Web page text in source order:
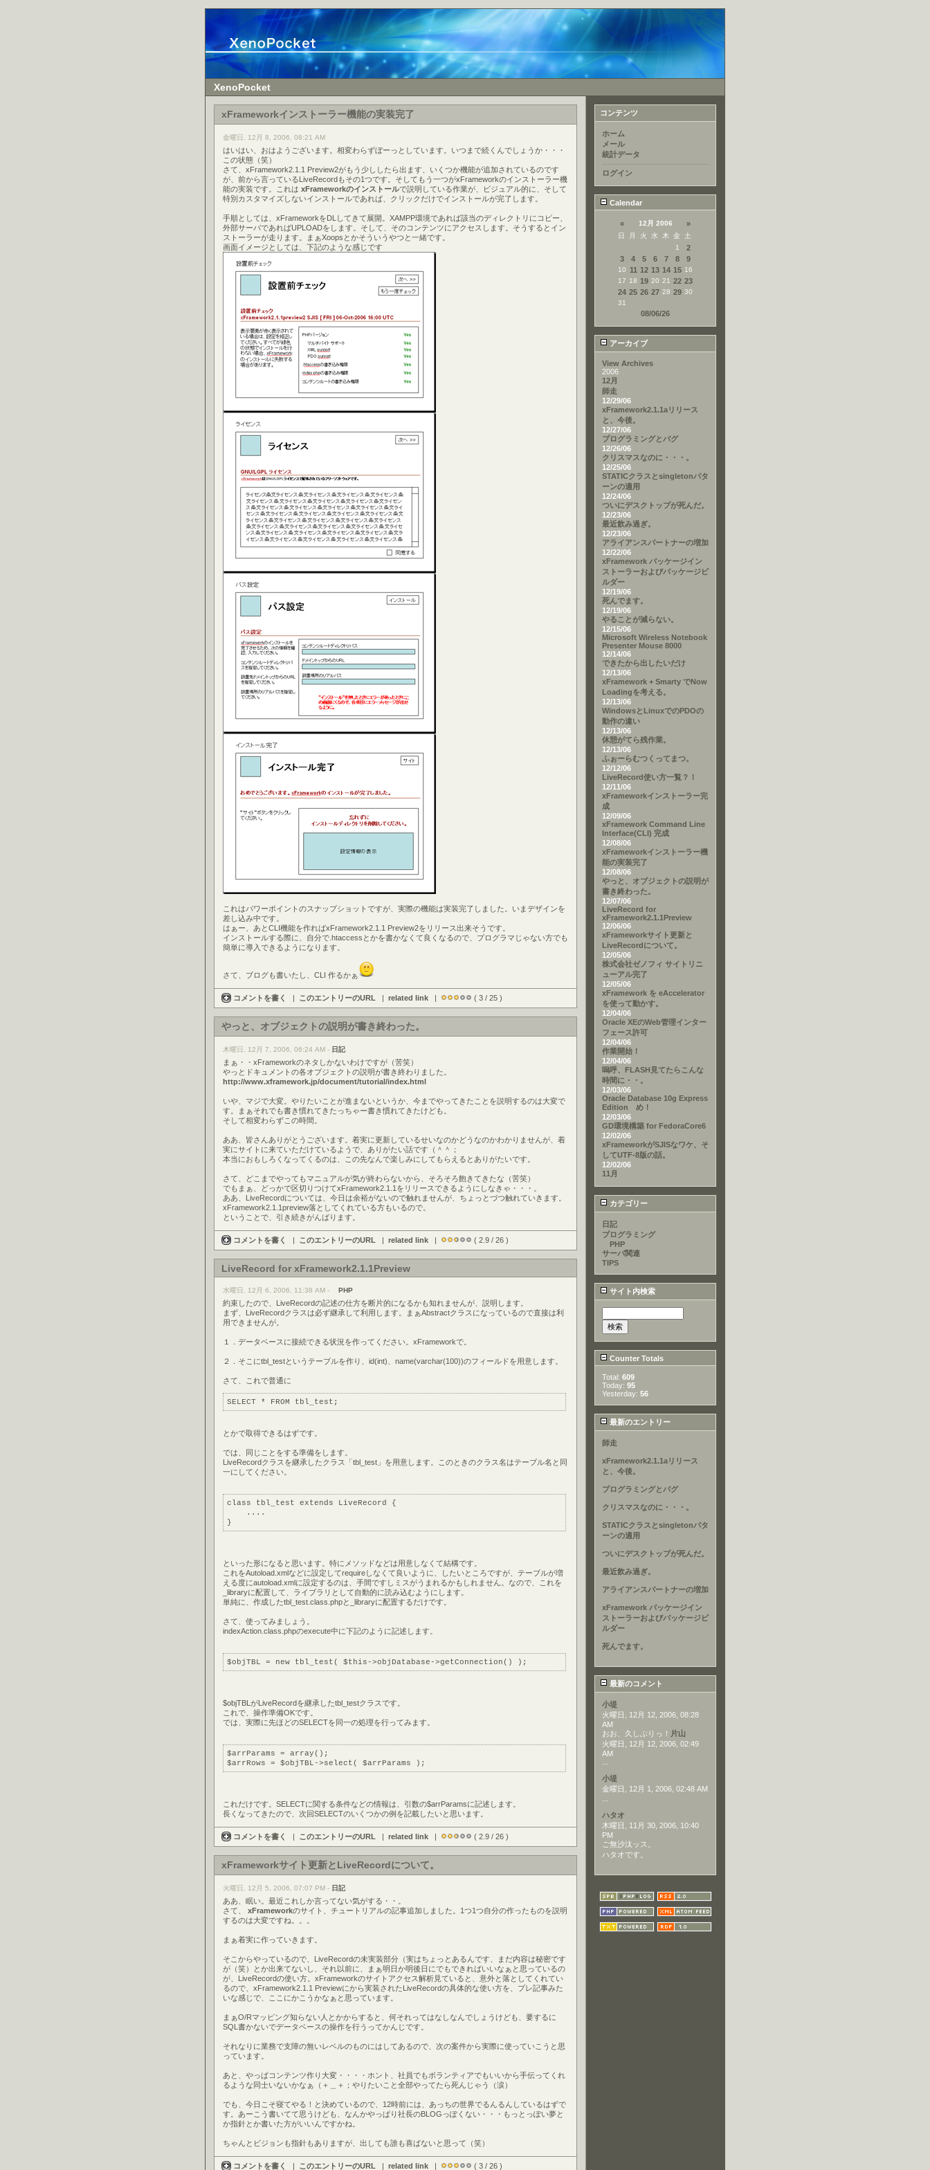
XenoPocket
xFrameworkインストーラー機能の実装完了
金曜日, 12月 8, 2006, 08:21 AM
はいはい、おはようございます。相変わらずぼーっとしています。いつまで続くんでしょうか・・・
この状態（笑）
さて、xFramework2.1.1 Preview2がもう少ししたら出ます、いくつか機能が追加されているのです
が、前から言っているLiveRecordもその1つです。そしてもう一つがxFrameworkのインストーラー機
能の実装です。これは xFrameworkのインストールで説明している作業が、ビジュアル的に、そして
特別カスタマイズしないインストールであれば、クリックだけでインストールが完了します。
手順としては、xFrameworkをDLしてきて展開。XAMPP環境であれば該当のディレクトリにコピー、
外部サーバであればUPLOADをします。そして、そのコンテンツにアクセスします。そうするとイン
ストーラーが走ります。まぁXoopsとかそういうやつと一緒です。
画面イメージとしては、下記のような感じです
これはパワーポイントのスナップショットですが、実際の機能は実装完了しました。いまデザインを
差し込み中です。
はぁー、あとCLI機能を作ればxFramework2.1.1 Preview2をリリース出来そうです。
インストールする際に、自分で.htaccessとかを書かなくて良くなるので、プログラマじゃない方でも
簡単に導入できるようになります。
さて、ブログも書いたし、CLI 作るかぁ
コメントを書く | このエントリーのURL | related link | ( 3 / 25 )
やっと、オブジェクトの説明が書き終わった。
木曜日, 12月 7, 2006, 06:24 AM - 日記
まぁ・・xFrameworkのネタしかないわけですが（苦笑）
やっとドキュメントの各オブジェクトの説明が書き終わりました。
http://www.xframework.jp/document/tutorial/index.html
いや、マジで大変。やりたいことが進まないというか、今までやってきたことを説明するのは大変で
す。まぁそれでも書き慣れてきたっちゃー書き慣れてきたけども。
そして相変わらずこの時間。
ああ、皆さんありがとうございます。着実に更新しているせいなのかどうなのかわかりませんが、着
実にサイトに来ていただけているようで、ありがたい話です（＾＾；
本当におもしろくなってくるのは、この先なんで楽しみにしてもらえるとありがたいです。
さて、どこまでやってもマニュアルが気が終わらないから、そろそろ飽きてきたな（苦笑）
でもまぁ、どっかで区切りつけてxFramework2.1.1をリリースできるようにしなきゃ・・・。
ああ、LiveRecordについては、今日は余裕がないので触れませんが、ちょっとづつ触れていきます。
xFramework2.1.1preview落としてくれている方もいるので。
ということで、引き続きがんばります。
コメントを書く | このエントリーのURL | related link | ( 2.9 / 26 )
LiveRecord for xFramework2.1.1Preview
水曜日, 12月 6, 2006, 11:38 AM - PHP
約束したので、LiveRecordの記述の仕方を断片的になるかも知れませんが、説明します。
まず、LiveRecordクラスは必ず継承して利用します。まぁAbstractクラスになっているので直接は利
用できませんが。
１．データベースに接続できる状況を作ってください。xFrameworkで。
２．そこにtbl_testというテーブルを作り、id(int)、name(varchar(100))のフィールドを用意します。
さて、これで普通に
SELECT * FROM tbl_test;
とかで取得できるはずです。
では、同じことをする準備をします。
LiveRecordクラスを継承したクラス「tbl_test」を用意します。このときのクラス名はテーブル名と同
一にしてください。
class tbl_test extends LiveRecord {
    ....
}
といった形になると思います。特にメソッドなどは用意しなくて結構です。
これをAutoload.xmlなどに設定してrequireしなくて良いように、したいところですが、テーブルが増
える度にautoload.xmlに設定するのは、手間ですしミスがうまれるかもしれません。なので、これを
_libraryに配置して、ライブラリとして自動的に読み込むようにします。
単純に、作成したtbl_test.class.phpと_libraryに配置するだけです。
さて、使ってみましょう。
indexAction.class.phpのexecute中に下記のように記述します。
$objTBL = new tbl_test( $this->objDatabase->getConnection() );
$objTBLがLiveRecordを継承したtbl_testクラスです。
これで、操作準備OKです。
では、実際に先ほどのSELECTを同一の処理を行ってみます。
$arrParams = array();
$arrRows = $objTBL->select( $arrParams );
これだけです。SELECTに関する条件などの情報は、引数の$arrParamsに記述します。
長くなってきたので、次回SELECTのいくつかの例を記載したいと思います。
コメントを書く | このエントリーのURL | related link | ( 2.9 / 26 )
xFrameworkサイト更新とLiveRecordについて。
火曜日, 12月 5, 2006, 07:07 PM - 日記
ああ、眠い。最近これしか言ってない気がする・・。
さて、 xFrameworkのサイト、チュートリアルの記事追加しました。1つ1つ自分の作ったものを説明
するのは大変ですね。。。
まぁ着実に作っていきます。
そこからやっているので、LiveRecordの未実装部分（実はちょっとあるんです、まだ内容は秘密です
が（笑）とか出来てないし、それ以前に、まぁ明日か明後日にでもできればいいなぁと思っているの
が、LiveRecordの使い方。xFrameworkのサイトアクセス解析見ていると、意外と落としてくれてい
るので、xFramework2.1.1 Previewにから実装されたLiveRecordの具体的な使い方を、プレ記事みた
いな感じで、ここにかこうかなぁと思っています。
まぁO/Rマッピング知らない人とかからすると、何それってはなしなんでしょうけども、要するに
SQL書かないでデータベースの操作を行うってかんじです。
それなりに業務で支障の無いレベルのものにはしてあるので、次の案件から実際に使っていこうと思
っています。
あと、やっぱコンテンツ作り大変・・・・ホント、社員でもボランティアでもいいから手伝ってくれ
るような同士いないかなぁ（＋＿＋；やりたいこと全部やってたら死んじゃう（涙）
でも、今日こそ寝てやる！と決めているので、12時前には、あっちの世界でるんるんしているはずで
す。あーこう書いてて思うけども、なんかやっぱり社長のBLOGっぽくない・・・もっとっぽい夢と
か指針とか書いた方がいいんですかね。
ちゃんとビジョンも指針もありますが、出しても誰も喜ばないと思って（笑）
コメントを書く | このエントリーのURL | related link | ( 3 / 26 )
コンテンツ
ホーム
メール
統計データ
ログイン
Calendar
« 12月 2006 »
日 月 火 水 木 金
土
1
2
3
4 5 6 7 8 9
10 11 12 13 14 15 16
17 18 19 20 21 22 23
24 25 26 27 28 29 30
31
08/06/26
アーカイブ
View Archives
2006
12月
師走
12/29/06
xFramework2.1.1aリリース
と、今後。
12/27/06
プログラミングとバグ
12/26/06
クリスマスなのに・・・。
12/25/06
STATICクラスとsingletonパタ
ーンの適用
12/24/06
ついにデスクトップが死んだ。
12/23/06
最近飲み過ぎ。
12/23/06
アライアンスパートナーの増加
12/22/06
xFramework パッケージイン
ストーラーおよびパッケージビ
ルダー
12/19/06
死んでます。
12/19/06
やることが減らない。
12/15/06
Microsoft Wireless Notebook
Presenter Mouse 8000
12/14/06
できたから出したいだけ
12/13/06
xFramework + Smarty でNow
Loadingを考える。
12/13/06
WindowsとLinuxでのPDOの
動作の違い
12/13/06
休憩がてら残作業。
12/13/06
ふぉーらむつくってまつ。
12/12/06
LiveRecord使い方一覧？！
12/11/06
xFrameworkインストーラー完
成
12/09/06
xFramework Command Line
Interface(CLI) 完成
12/08/06
xFrameworkインストーラー機
能の実装完了
12/08/06
やっと、オブジェクトの説明が
書き終わった。
12/07/06
LiveRecord for
xFramework2.1.1Preview
12/06/06
xFrameworkサイト更新と
LiveRecordについて。
12/05/06
株式会社ゼノフィ サイトリニ
ューアル完了
12/05/06
xFramework を eAccelerator
を使って動かす。
12/04/06
Oracle XEのWeb管理インター
フェース許可
12/04/06
作業開始！
12/04/06
嗚呼、FLASH見てたらこんな
時間に・・。
12/03/06
Oracle Database 10g Express
Edition め！
12/03/06
GD環境構築 for FedoraCore6
12/02/06
xFrameworkがSJISなワケ、そ
してUTF-8版の話。
12/02/06
11月
カテゴリー
日記
プログラミング
PHP
サーバ関連
TIPS
サイト内検索
Counter Totals
Total: 609
Today: 95
Yesterday: 56
最新のエントリー
師走
xFramework2.1.1aリリース
と、今後。
プログラミングとバグ
クリスマスなのに・・・。
STATICクラスとsingletonパタ
ーンの適用
ついにデスクトップが死んだ。
最近飲み過ぎ。
アライアンスパートナーの増加
xFramework パッケージイン
ストーラーおよびパッケージビ
ルダー
死んでます。
最新のコメント
小堤
火曜日, 12月 12, 2006, 08:28
AM
おお、久しぶりっ！ 片山
火曜日, 12月 12, 2006, 02:49
AM
小堤
金曜日, 12月 1, 2006, 02:48 AM
ハタオ
木曜日, 11月 30, 2006, 10:40
PM
ご無沙汰ッス。
ハタオです。